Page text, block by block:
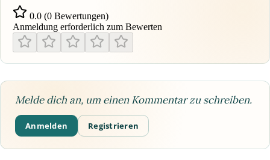
0.0 (0 Bewertungen)
Anmeldung erforderlich zum Bewerten
Melde dich an, um einen Kommentar zu schreiben.
Anmelden Registrieren